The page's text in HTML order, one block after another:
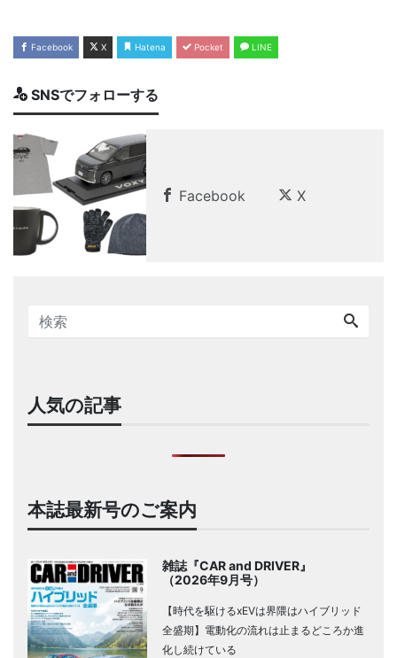
Facebook X Hatena Pocket LINE
SNSでフォローする
Facebook X
人気の記事
本誌最新号のご案内
雑誌『CAR and DRIVER』
（2026年9月号）
【時代を駆けるxEVは界隈はハイブリッド
全盛期】電動化の流れは止まるどころか進
化し続けている